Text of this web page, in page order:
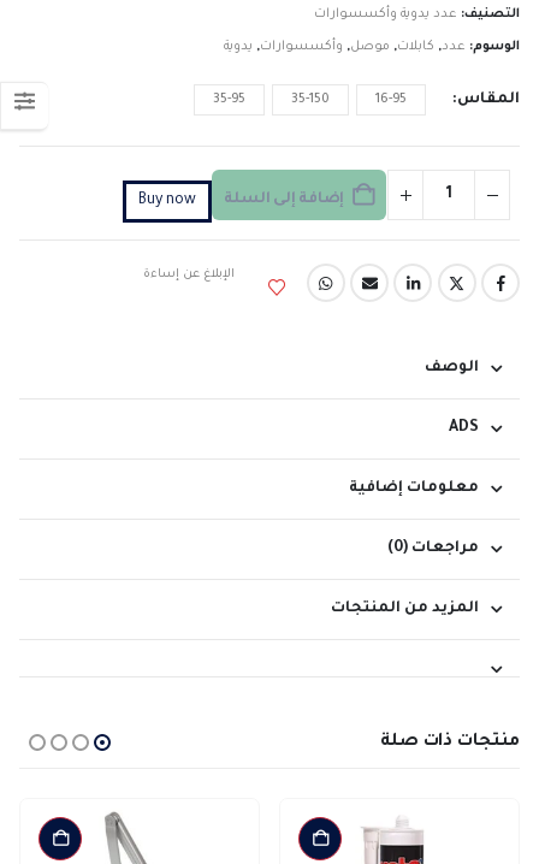
التصنيف: عدد يدوية وأكسسوارات
الوسوم: عدد, كابلات, موصل, وأكسسوارات, يدوية
المقاس 16-95
35-150
35-95
إضافة إلى السلة Buy now
الإبلاغ عن إساءة
الوصف
ADS
معلومات إضافية
مراجعات (0)
المزيد من المنتجات
منتجات ذات صلة